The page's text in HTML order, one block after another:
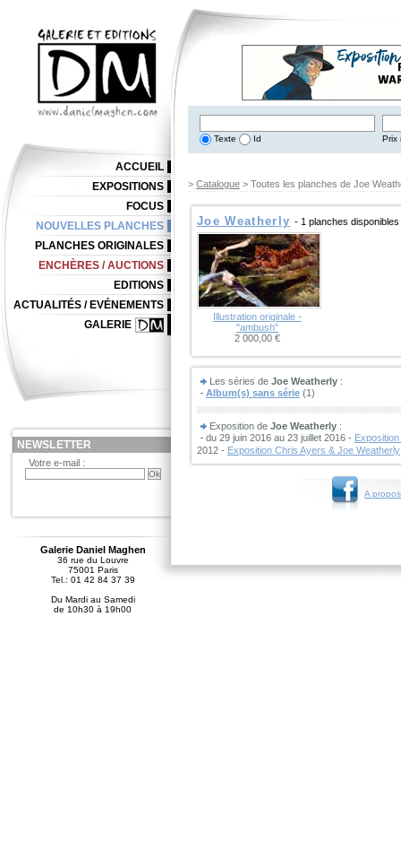
Texte Id Prix
> Catalogue > Toutes les planches de Joe
Joe Weatherly - 1 planches disponibles
Illustration originale -
"ambush"
2 000,00 €
Les séries de Joe Weatherly :
Album(s) sans série (1)
Exposition de Joe Weatherly :
du 29 juin 2016 au 23 juillet 2016 -
2012 - Exposition Chris Ayers & Joe Weatherly
A
ACCUEIL
EXPOSITIONS
FOCUS
NOUVELLES PLANCHES
PLANCHES ORIGINALES
ENCHÈRES / AUCTIONS
EDITIONS
ACTUALITÉS / EVÉNEMENTS
GALERIE
NEWSLETTER
Votre e-mail :
Galerie Daniel Maghen
36 rue du Louvre
75001 Paris
Tel.: 01 42 84 37 39
Du Mardi au Samedi
de 10h30 à 19h00